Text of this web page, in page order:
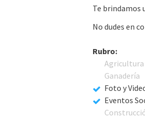
Te brindamos
No dudes en
Rubro:
Agricultura
Ganadería
Foto y
Eventos